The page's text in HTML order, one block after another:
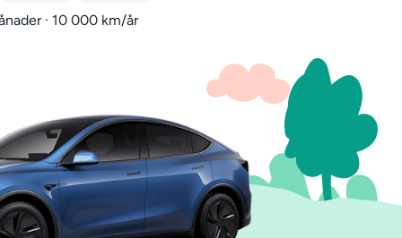
· 10 000 km/år